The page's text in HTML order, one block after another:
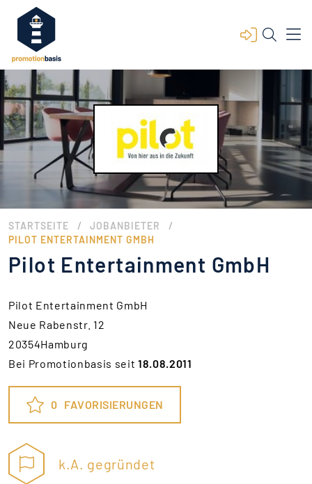
STARTSEITE / JOBANBIETER /
PILOT ENTERTAINMENT GMBH
Pilot Entertainment GmbH
Pilot Entertainment GmbH
Neue Rabenstr. 12
20354Hamburg
Bei Promotionbasis seit18.08.2011
0 FAVORISIERUNGEN
k.A. gegründet